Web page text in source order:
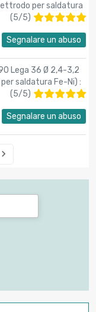
per saldatura
(5/5)
Segnalare un abuso
Lega 36 Ø 2,4-3,2
saldatura Fe-Ni) :
(5/5)
Segnalare un abuso
